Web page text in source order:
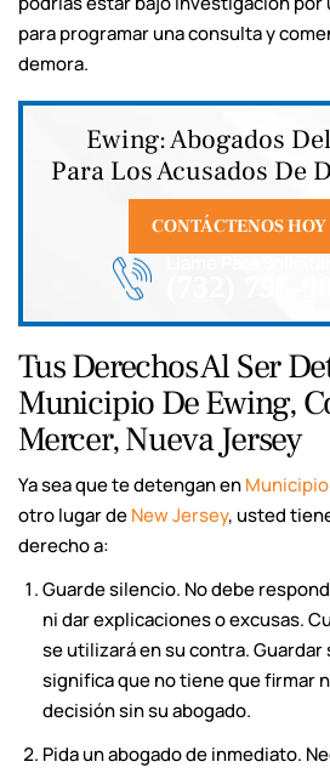
para programar una consulta y
demora.
Ewing: Abogados
Para Los Acusados De
CONTÁCTENOS
Llame Para
Tus Derechos Al Ser
Municipio De Ewing,
Mercer, Nueva Jersey
Ya sea que te detengan en
otro lugar deNew Jersey, usted
derecho a:
Guarde silencio. No debe
ni dar explicaciones o excusas.
se utilizará en su contra.
significa que no tiene que firmar
decisión sin su abogado.
Pida un abogado de inmediato.